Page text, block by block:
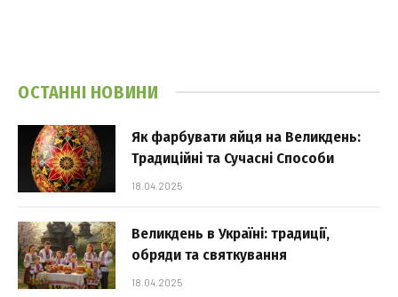
ОСТАННІ НОВИНИ
Як фарбувати яйця на Великдень:
Традиційні та Сучасні Способи
18.04.2025
Великдень в Україні: традиції,
обряди та святкування
18.04.2025